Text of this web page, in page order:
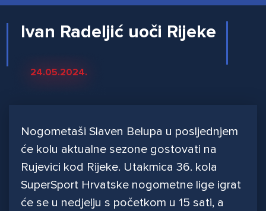
Ivan Radeljić uoči Rijeke
24.05.2024.
Nogometaši Slaven Belupa u posljednjem
će kolu aktualne sezone gostovati na
Rujevici kod Rijeke. Utakmica 36. kola
SuperSport Hrvatske nogometne lige igrat
će se u nedjelju s početkom u 15 sati, a